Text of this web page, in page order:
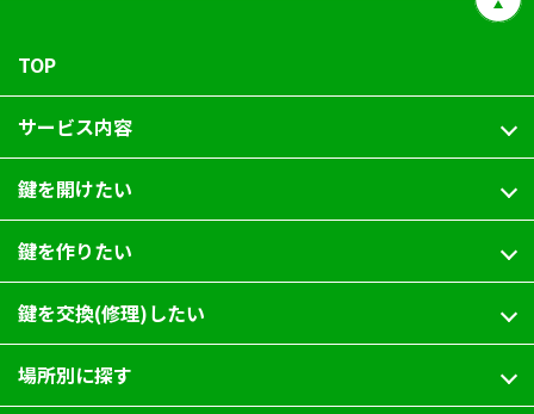
TOP
サービス内容
鍵を開けたい
鍵を作りたい
鍵を交換(修理)したい
場所別に探す